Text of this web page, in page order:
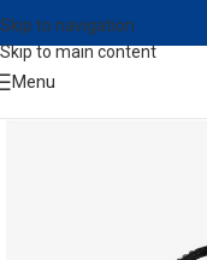
Skip to navigation
Skip to main content
Menu